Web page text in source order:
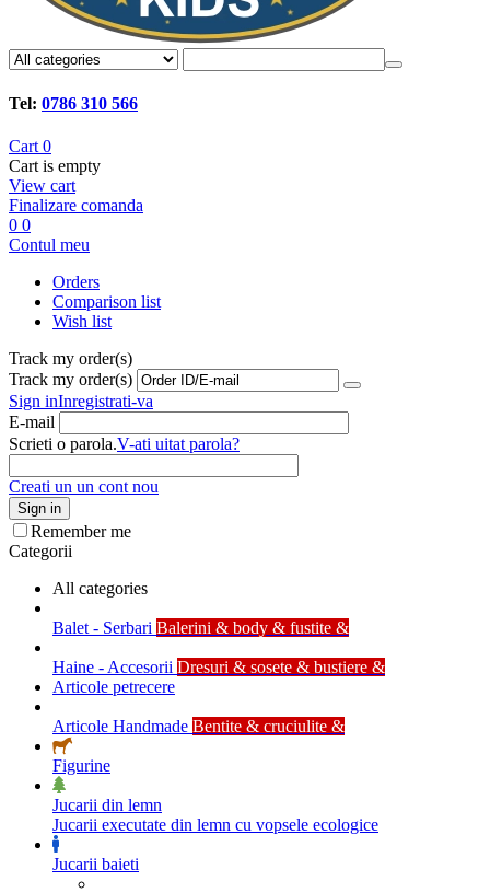
Tel: 0786 310 566
Cart 0
Cart is empty
View cart
Finalizare comanda
0 0
Contul meu
Orders
Comparison list
Wish list
Track my order(s)
Track my order(s)
Sign inInregistrati-va
E-mail
Scrieti o parola.V-ati uitat parola?
Creati un un cont nou
Sign in
Remember me
Categorii
All categories
Balet - Serbari Balerini & body & fustite &
Haine - Accesorii Dresuri & sosete & bustiere &
Articole petrecere
Articole Handmade Bentite & cruciulite &
Figurine
Jucarii din lemn
Jucarii executate din lemn cu vopsele ecologice
Jucarii baieti